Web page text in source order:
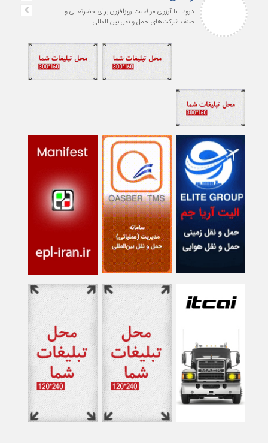
درود . با آرزوی موفقیت روزافزون برای حضرتعالی و
صنف شرکت‌های حمل و نقل بین المللی